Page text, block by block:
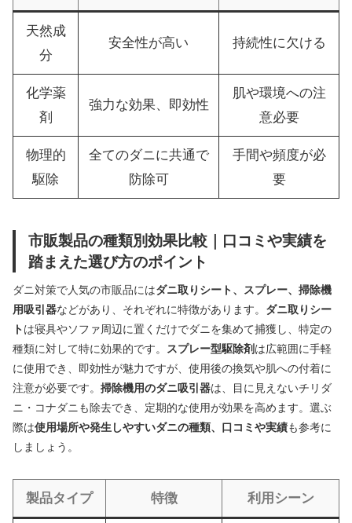
天然成
分
安全性が高い 持続性に欠ける
化学薬
剤
強力な効果、即効性
肌や環境への注
意必要
物理的
駆除
全てのダニに共通で
防除可
手間や頻度が必
要
市販製品の種類別効果比較｜口コミや実績を
踏まえた選び方のポイント
ダニ対策で人気の市販品にはダニ取りシート、スプレー、掃除機
用吸引器などがあり、それぞれに特徴があります。 ダニ取りシー
トは寝具やソファ周辺に置くだけでダニを集めて捕獲し、特定の
種類に対して特に効果的です。
スプレー型駆除剤は広範囲に手軽
に使用でき、即効性が魅力ですが、使用後の換気や肌への付着に
注意が必要です。 掃除機用のダニ吸引器は、目に見えないチリダ
ニ・コナダニも除去でき、定期的な使用が効果を高めます。選ぶ
際は使用場所や発生しやすいダニの種類、口コミや実績も参考に
しましょう。
製品タイプ 特徴 利用シーン